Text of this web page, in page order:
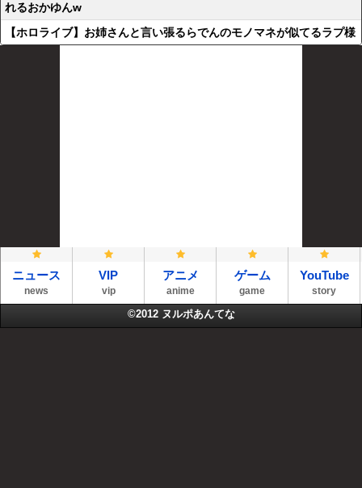
れるおかゆんw
【ホロライブ】お姉さんと言い張るらでんのモノマネが似てるラプ様
ニュース
news
VIP
vip
アニメ
anime
ゲーム
game
YouTube
story
©2012 ヌルポあんてな